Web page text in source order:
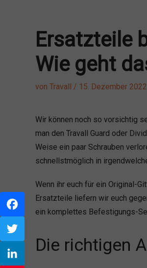
Ersatzteile
Wie geht
von Travall / 15. Dezember 2022
Wir können noch so vorsichtig
man den Travall Guard oder
Weise ein paar Schrauben
schnellstmöglich in
Wenn ihr euch für ein Original-
Ersatzteile liefern wir euch
ein komplettes Befestigungs-
Die richtigen
Facebook
Twitter